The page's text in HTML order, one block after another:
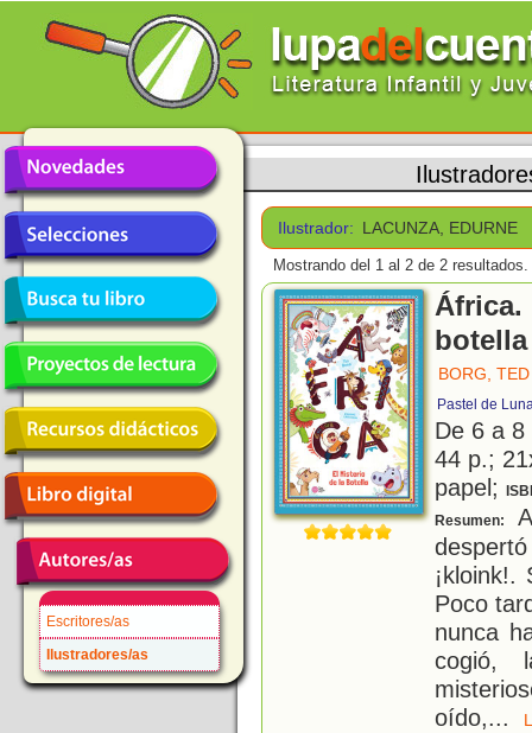
Escritores/as
Ilustradores/as
Ilustrador: LACUNZA, EDURNE
Mostrando del 1 al 2 de 2 resultados.
África.
botella
BORG, TED
Pastel de
De 6 a
44 p.;
papel;
Resumen:
Poco
nunca
cogió,
oído,...